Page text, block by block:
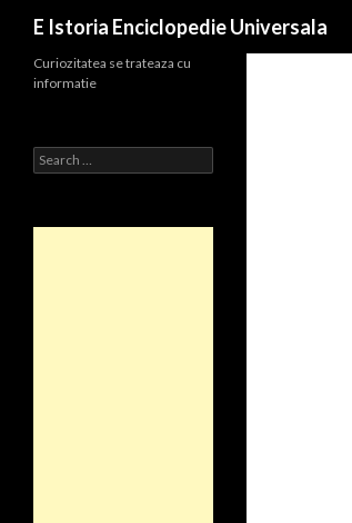
E Istoria Enciclopedie Universala
Curiozitatea se trateaza cu
informatie
Search
for: